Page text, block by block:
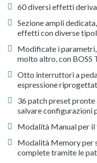
60 diversi effetti
Sezione ampli
effetti con diverse
Modificate i
molto altro, con BOSS
Otto interruttori a
espressione
36 patch preset
salvare configurazioni
Modalità Manual per il
Modalità Memory per
complete tramite le